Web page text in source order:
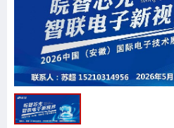
福建站 山东站 山西站
湖南站 云南站 宁夏站
甘肃站 江西站 陕西站
新疆站
四川站